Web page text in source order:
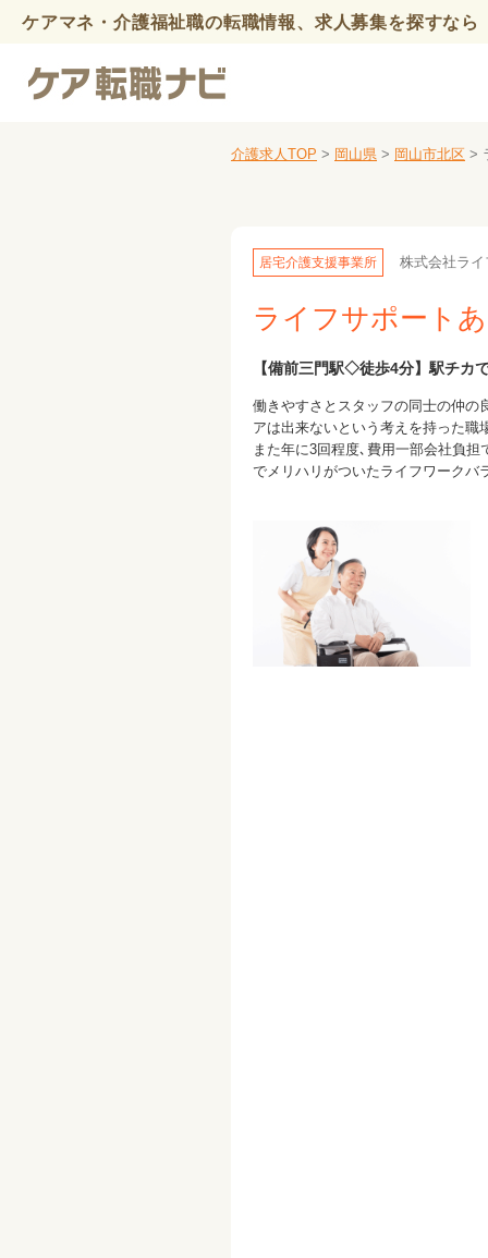
ケアマネ・介護福祉職の転職情報、求人募集を探すなら
介護求人TOP > 岡山県 > 岡山市北区 >
居宅介護支援事業所 株式会社ラ
ライフサポート
【備前三門駅◇徒歩4分】駅チカ
働きやすさとスタッフの同士の仲
アは出来ないという考えを持った
また年に3回程度､費用一部会社負
でメリハリがついたライフワーク